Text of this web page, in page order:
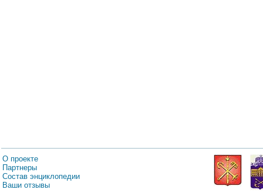
О проекте
Партнеры
Состав энциклопедии
Ваши отзывы